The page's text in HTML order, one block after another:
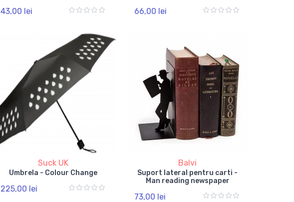
43,00 lei 66,00 lei
Suck UK
Umbrela - Colour Change
225,00 lei
Balvi
Suport lateral pentru carti -
Man reading newspaper
73,00 lei